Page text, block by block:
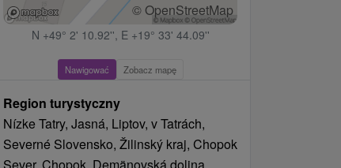
© OpenStreetMap
N +49° 2' 10.92'', E +19° 33' 44.09''
Nawigować Zobacz mapę
Region turystyczny
Nízke Tatry, Jasná, Liptov, v Tatrách,
Severné Slovensko, Žilinský kraj, Chopok